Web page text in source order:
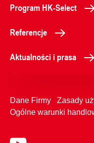
Program HK-Select
Referencje
Aktualności i prasa
Dane Firmy Zasady
Ogólne warunki